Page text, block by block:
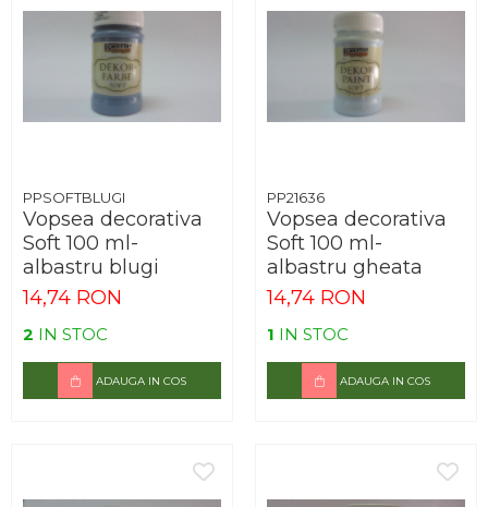
PPSOFTBLUGI
Vopsea decorativa
Soft 100 ml-
albastru blugi
14,74 RON
2 IN STOC
ADAUGA IN COS
PP21636
Vopsea decorativa
Soft 100 ml-
albastru gheata
14,74 RON
1 IN STOC
ADAUGA IN COS